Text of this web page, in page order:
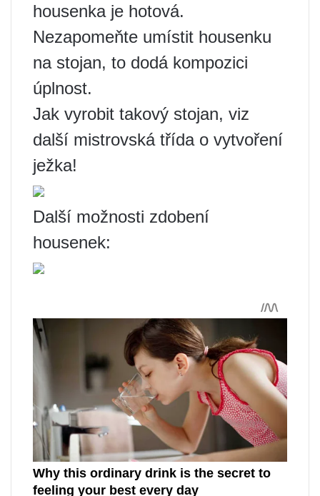
housenka je hotová.
Nezapomeňte umístit housenku
na stojan, to dodá kompozici
úplnost.
Jak vyrobit takový stojan, viz
další mistrovská třída o vytvoření
ježka!
Další možnosti zdobení
housenek: